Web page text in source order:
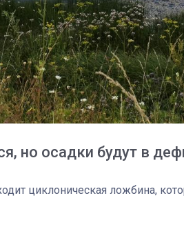
но осадки будут в
циклоническая ложбина,